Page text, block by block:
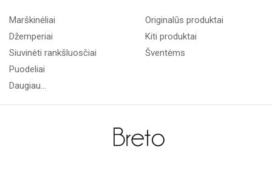
Marškinėliai
Džemperiai
Siuvinėti rankšluosčiai
Puodeliai
Daugiau...
Originalūs produktai
Kiti produktai
Šventėms